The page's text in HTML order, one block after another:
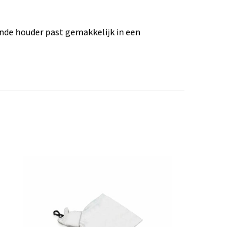
houder past gemakkelijk in een